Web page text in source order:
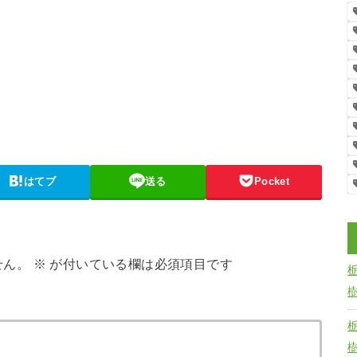
はてブ 送る Pocket
。 ※ が付いている欄は必須項目です